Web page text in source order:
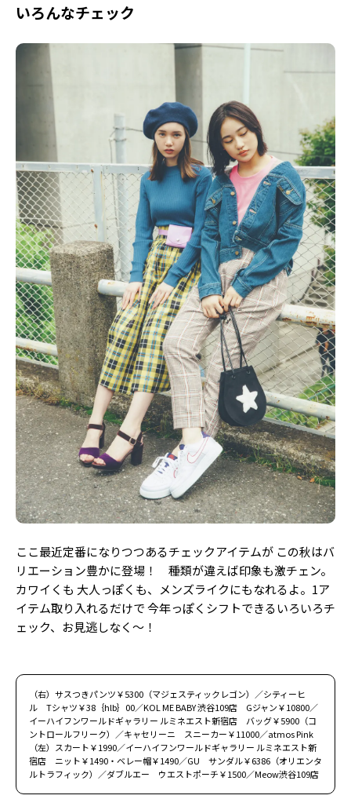
いろんなチェック
ここ最近定番になりつつあるチェックアイテムが この秋はバ
リエーション豊かに登場！ 種類が違えば印象も激チェン。
カワイくも 大人っぽくも、メンズライクにもなれるよ。1ア
イテム取り入れるだけで 今年っぽくシフトできるいろいろチ
ェック、お見逃しなく〜！
（右）サスつきパンツ￥5300（マジェスティックレゴン）／シティーヒ
ル Tシャツ￥38｛hlb｝00／KOL ME BABY 渋谷109店 Gジャン￥10800／
イーハイフンワールドギャラリー ルミネエスト新宿店 バッグ￥5900（コ
ントロールフリーク）／キャセリーニ スニーカー￥11000／atmos Pink
（左）スカート￥1990／イーハイフンワールドギャラリー ルミネエスト新
宿店 ニット￥1490・ベレー帽￥1490／GU サンダル￥6386（オリエンタ
ルトラフィック）／ダブルエー ウエストポーチ￥1500／Meow渋谷109店